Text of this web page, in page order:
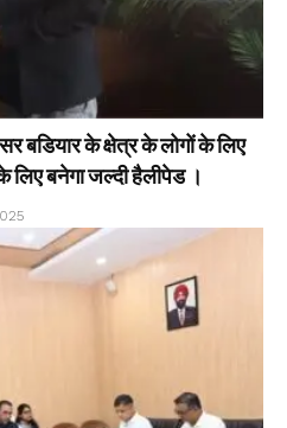
बडियार के क्षेत्र के लोगों के लिए
बनेगा जल्दी हैलीपेड ।